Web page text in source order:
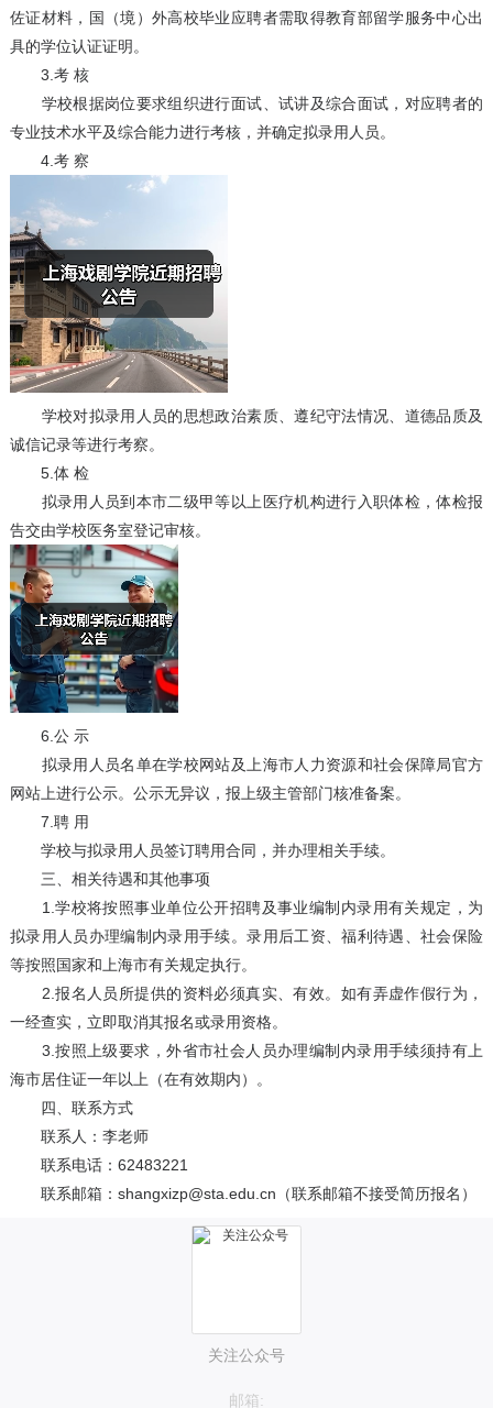
佐证材料，国（境）外高校毕业应聘者需取得教育部留学服务中心出
具的学位认证证明。
3.考 核
学校根据岗位要求组织进行面试、试讲及综合面试，对应聘者的
专业技术水平及综合能力进行考核，并确定拟录用人员。
4.考 察
学校对拟录用人员的思想政治素质、遵纪守法情况、道德品质及
诚信记录等进行考察。
5.体 检
拟录用人员到本市二级甲等以上医疗机构进行入职体检，体检报
告交由学校医务室登记审核。
6.公 示
拟录用人员名单在学校网站及上海市人力资源和社会保障局官方
网站上进行公示。公示无异议，报上级主管部门核准备案。
7.聘 用
学校与拟录用人员签订聘用合同，并办理相关手续。
三、相关待遇和其他事项
1.学校将按照事业单位公开招聘及事业编制内录用有关规定，为
拟录用人员办理编制内录用手续。录用后工资、福利待遇、社会保险
等按照国家和上海市有关规定执行。
2.报名人员所提供的资料必须真实、有效。如有弄虚作假行为，
一经查实，立即取消其报名或录用资格。
3.按照上级要求，外省市社会人员办理编制内录用手续须持有上
海市居住证一年以上（在有效期内）。
四、联系方式
联系人：李老师
联系电话：62483221
联系邮箱：shangxizp@sta.edu.cn（联系邮箱不接受简历报名）
关注公众号
邮箱: